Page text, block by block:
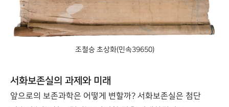
조철승 초상화(민속39650)
서화보존실의 과제와 미래
앞으로의 보존과학은 어떻게 변할까? 서화보존실은 첨단